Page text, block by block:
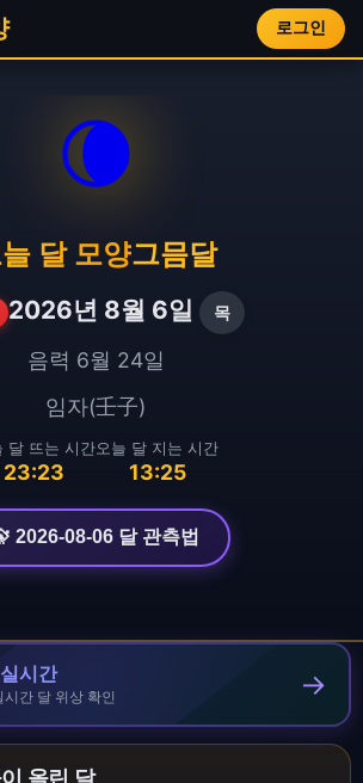
로그인
🌘
달 모양그믐달
2026년 8월 6일 목
음력 6월 24일
임자(壬子)
달 뜨는 시간
23:23
오늘 달 지는 시간
13:25
2026-08-06 달 관측법
시간
간 달 위상 확인 →
올린 달